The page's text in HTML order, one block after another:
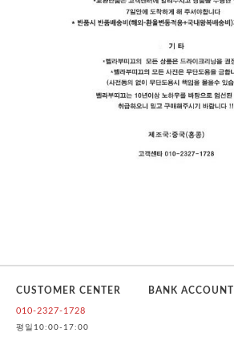
CUSTOMER CENTER
010-2327-1728
평일10:00-17:00
BANK ACCOUNT